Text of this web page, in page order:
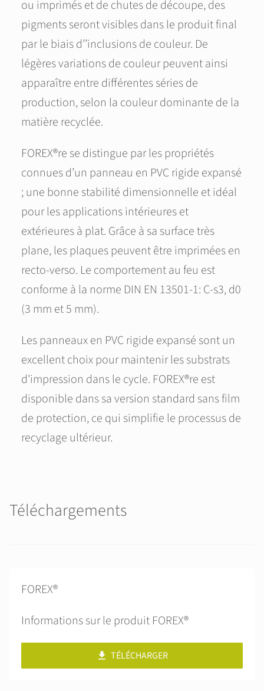
ou imprimés et de chutes de découpe, des
pigments seront visibles dans le produit final
par le biais d’’inclusions de couleur. De
légères variations de couleur peuvent ainsi
apparaître entre différentes séries de
production, selon la couleur dominante de la
matière recyclée.
FOREX®re se distingue par les propriétés
connues d’un panneau en PVC rigide expansé
; une bonne stabilité dimensionnelle et idéal
pour les applications intérieures et
extérieures à plat. Grâce à sa surface très
plane, les plaques peuvent être imprimées en
recto-verso. Le comportement au feu est
conforme à la norme DIN EN 13501-1: C-s3, d0
(3 mm et 5 mm).
Les panneaux en PVC rigide expansé sont un
excellent choix pour maintenir les substrats
d'impression dans le cycle. FOREX®re est
disponible dans sa version standard sans film
de protection, ce qui simplifie le processus de
recyclage ultérieur.
Téléchargements
FOREX®
Informations sur le produit FOREX®
TÉLÉCHARGER